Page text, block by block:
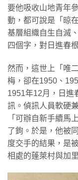
要他吸收山地青年
動，都可說是「晾
基層組織自生自滅
四個字，對日進春
然而，這世上「唯
梅，卻在1950、
1951年12月，日進
訊。偵訊人員軟硬
「可辦自新手續馬
了鉤。於是，他被
度交手的結果，是
相處的蓬萊村與加